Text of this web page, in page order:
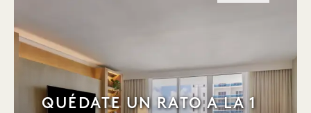
QUÉDATE UN RATO A LA 1